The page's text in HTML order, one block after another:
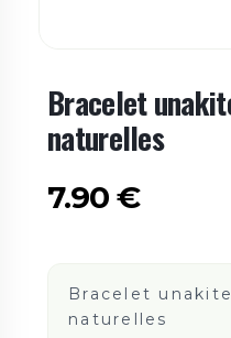
Bracelet
naturelles
7.90 €
Bracelet
naturelles